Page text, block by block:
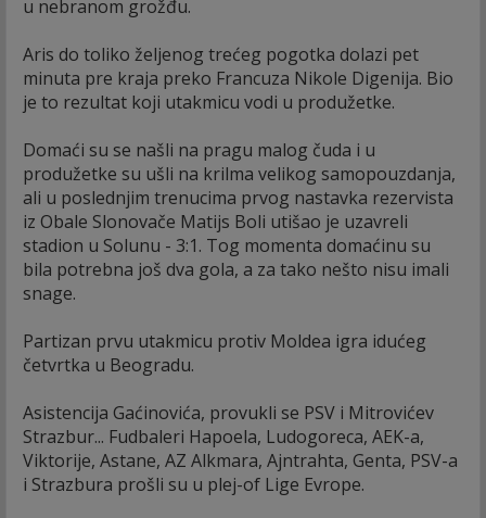
u nebranom grožđu.
Aris do toliko željenog trećeg pogotka dolazi pet
minuta pre kraja preko Francuza Nikole Digenija. Bio
je to rezultat koji utakmicu vodi u produžetke.
Domaći su se našli na pragu malog čuda i u
produžetke su ušli na krilma velikog samopouzdanja,
ali u poslednjim trenucima prvog nastavka rezervista
iz Obale Slonovače Matijs Boli utišao je uzavreli
stadion u Solunu - 3:1. Tog momenta domaćinu su
bila potrebna još dva gola, a za tako nešto nisu imali
snage.
Partizan prvu utakmicu protiv Moldea igra idućeg
četvrtka u Beogradu.
Asistencija Gaćinovića, provukli se PSV i Mitrovićev
Strazbur... Fudbaleri Hapoela, Ludogoreca, AEK-a,
Viktorije, Astane, AZ Alkmara, Ajntrahta, Genta, PSV-a
i Strazbura prošli su u plej-of Lige Evrope.